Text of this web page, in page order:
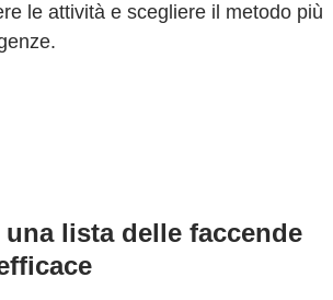
le attività e scegliere il metodo più
una lista delle faccende